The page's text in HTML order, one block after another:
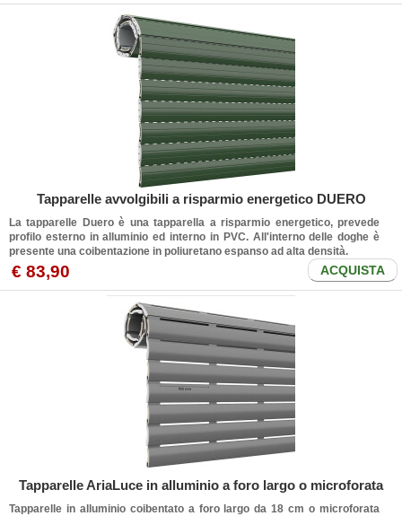
Tapparelle avvolgibili a risparmio energetico DUERO
La tapparelle Duero è una tapparella a risparmio energetico, prevede
profilo esterno in alluminio ed interno in PVC. All'interno delle doghe è
presente una coibentazione in poliuretano espanso ad alta densità.
€ 83,90 ACQUISTA
Tapparelle AriaLuce in alluminio a foro largo o microforata
Tapparelle in alluminio coibentato a foro largo da 18 cm o microforata